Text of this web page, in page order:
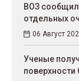
ВОЗ
отдельных
06 Август
Ученые
поверхности